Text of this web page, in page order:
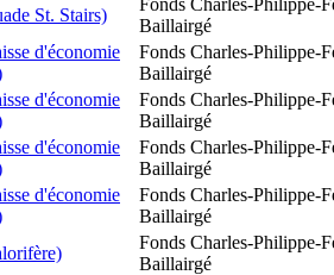
St. Stairs)
Fonds Charles-Philippe-
Baillairgé
d'économie
Fonds Charles-Philippe-
Baillairgé
d'économie
Fonds Charles-Philippe-
Baillairgé
d'économie
Fonds Charles-Philippe-
Baillairgé
d'économie
Fonds Charles-Philippe-
Baillairgé
Fonds Charles-Philippe-
Baillairgé